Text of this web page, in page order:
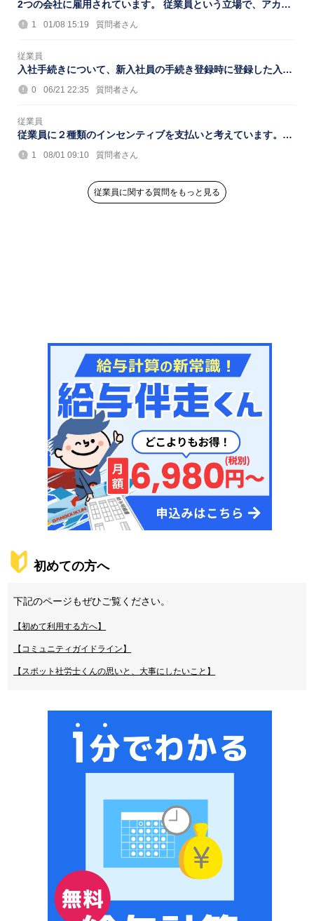
2つの会社に雇用されています。 従業員という立場で、アカウ
ントを2つ作ることは可能でしょうか？
1 01/08 15:19 質問者さん
従業員
入社手続きについて、新入社員の手続き登録時に登録した入社
日（仮に6月1日）から、実際には入社日が後...
0 06/21 22:35 質問者さん
従業員
従業員に２種類のインセンティブを支払いと考えています。月
毎に指名数X単価の支払いと、月毎に売り上げ...
1 08/01 09:10 質問者さん
従業員に関する質問をもっと見る
初めての方へ
​下記のページもぜひご覧ください。
【初めて利用する方へ】
【コミュニティガイドライン】
【スポット社労士くんの思いと、大事にしたいこと】